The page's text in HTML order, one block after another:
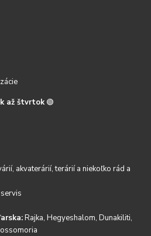
až štvrtok 🟢
akvaterárií, terárií a niekoľko rád a
Rajka, Hegyeshalom, Dunakiliti,